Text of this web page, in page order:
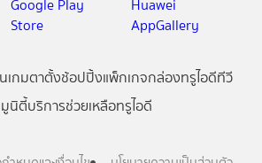
เกมตาตั้งช้อปปิ้งแพ็กเกจกล่องทรูไอดีทีวี
นิตี้บริการช่วยเหลือทรูไอดี